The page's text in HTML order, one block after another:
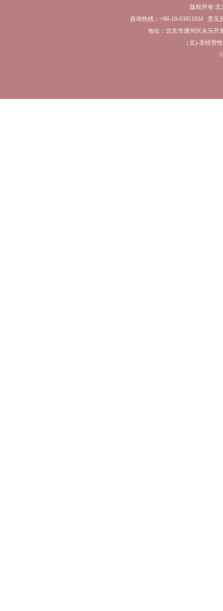
版权所有
咨询热线：+86-10-63851034 意见
地址：北京市通州区永乐开
（京)-非经营